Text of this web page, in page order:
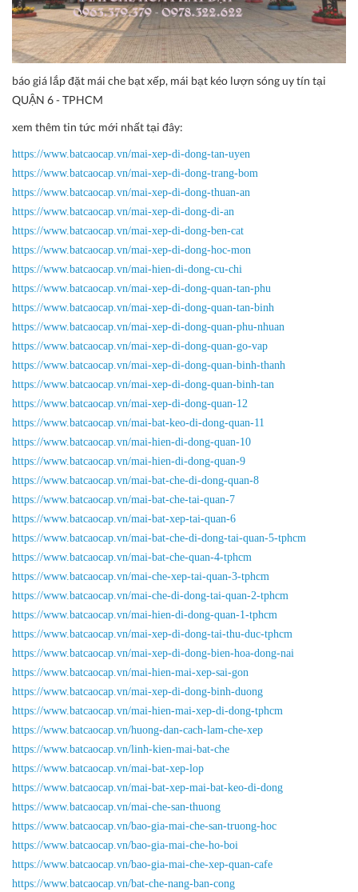
báo giá lắp đặt mái che bạt xếp, mái bạt kéo lượn sóng uy tín tại
QUẬN 6 - TPHCM
xem thêm tin tức mới nhất tại đây:
https://www.batcaocap.vn/mai-xep-di-dong-tan-uyen
https://www.batcaocap.vn/mai-xep-di-dong-trang-bom
https://www.batcaocap.vn/mai-xep-di-dong-thuan-an
https://www.batcaocap.vn/mai-xep-di-dong-di-an
https://www.batcaocap.vn/mai-xep-di-dong-ben-cat
https://www.batcaocap.vn/mai-xep-di-dong-hoc-mon
https://www.batcaocap.vn/mai-hien-di-dong-cu-chi
https://www.batcaocap.vn/mai-xep-di-dong-quan-tan-phu
https://www.batcaocap.vn/mai-xep-di-dong-quan-tan-binh
https://www.batcaocap.vn/mai-xep-di-dong-quan-phu-nhuan
https://www.batcaocap.vn/mai-xep-di-dong-quan-go-vap
https://www.batcaocap.vn/mai-xep-di-dong-quan-binh-thanh
https://www.batcaocap.vn/mai-xep-di-dong-quan-binh-tan
https://www.batcaocap.vn/mai-xep-di-dong-quan-12
https://www.batcaocap.vn/mai-bat-keo-di-dong-quan-11
https://www.batcaocap.vn/mai-hien-di-dong-quan-10
https://www.batcaocap.vn/mai-hien-di-dong-quan-9
https://www.batcaocap.vn/mai-bat-che-di-dong-quan-8
https://www.batcaocap.vn/mai-bat-che-tai-quan-7
https://www.batcaocap.vn/mai-bat-xep-tai-quan-6
https://www.batcaocap.vn/mai-bat-che-di-dong-tai-quan-5-tphcm
https://www.batcaocap.vn/mai-bat-che-quan-4-tphcm
https://www.batcaocap.vn/mai-che-xep-tai-quan-3-tphcm
https://www.batcaocap.vn/mai-che-di-dong-tai-quan-2-tphcm
https://www.batcaocap.vn/mai-hien-di-dong-quan-1-tphcm
https://www.batcaocap.vn/mai-xep-di-dong-tai-thu-duc-tphcm
https://www.batcaocap.vn/mai-xep-di-dong-bien-hoa-dong-nai
https://www.batcaocap.vn/mai-hien-mai-xep-sai-gon
https://www.batcaocap.vn/mai-xep-di-dong-binh-duong
https://www.batcaocap.vn/mai-hien-mai-xep-di-dong-tphcm
https://www.batcaocap.vn/huong-dan-cach-lam-che-xep
https://www.batcaocap.vn/linh-kien-mai-bat-che
https://www.batcaocap.vn/mai-bat-xep-lop
https://www.batcaocap.vn/mai-bat-xep-mai-bat-keo-di-dong
https://www.batcaocap.vn/mai-che-san-thuong
https://www.batcaocap.vn/bao-gia-mai-che-san-truong-hoc
https://www.batcaocap.vn/bao-gia-mai-che-ho-boi
https://www.batcaocap.vn/bao-gia-mai-che-xep-quan-cafe
https://www.batcaocap.vn/bat-che-nang-ban-cong